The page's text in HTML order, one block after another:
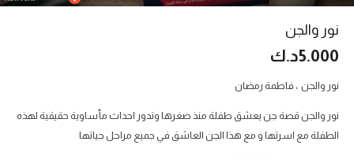
نور والجن
5.000د.ك
نور والجن ، فاطمة رمضان
نور والجن قصة جن يعشق طفلة منذ صغرها وتدور احداث مأساوية حقيقية لهذه
الطفلة مع اسرتها و مع هذا الجن العاشق في جميع مراحل حياتها